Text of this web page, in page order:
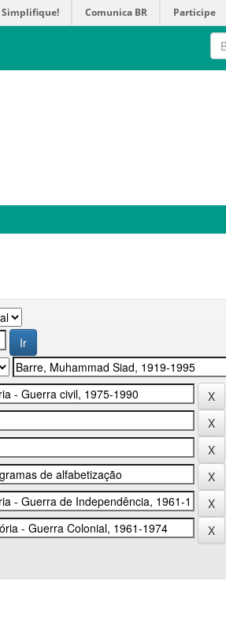
Simplifique! Comunica BR Participe